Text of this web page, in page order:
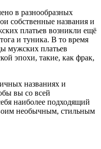
в разнообразных
собственные названия и
платьев возникли ещё
и туника. В то время
мужских платьев
эпохи, такие, как фрак,
названиях и
вы со всей
наиболее подходящий
необычным, стильным